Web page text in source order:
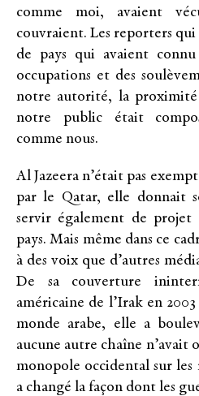
comme moi, avaient
couvraient. Les reporters
de pays qui avaient connu
occupations et des
notre autorité, la
notre public était
comme nous.
Al Jazeera n’était pas
par le Qatar, elle donnait
servir également de
pays. Mais même dans ce
à des voix que d’autres
De sa couverture
américaine de l’Irak en
monde arabe, elle a
aucune autre chaîne n’avait
monopole occidental sur
a changé la façon dont les